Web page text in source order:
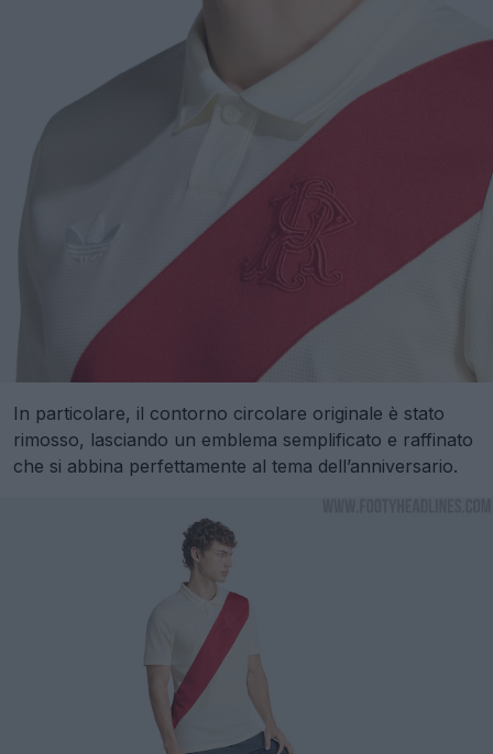
In particolare, il contorno circolare originale è stato
rimosso, lasciando un emblema semplificato e raffinato
che si abbina perfettamente al tema dell’anniversario.